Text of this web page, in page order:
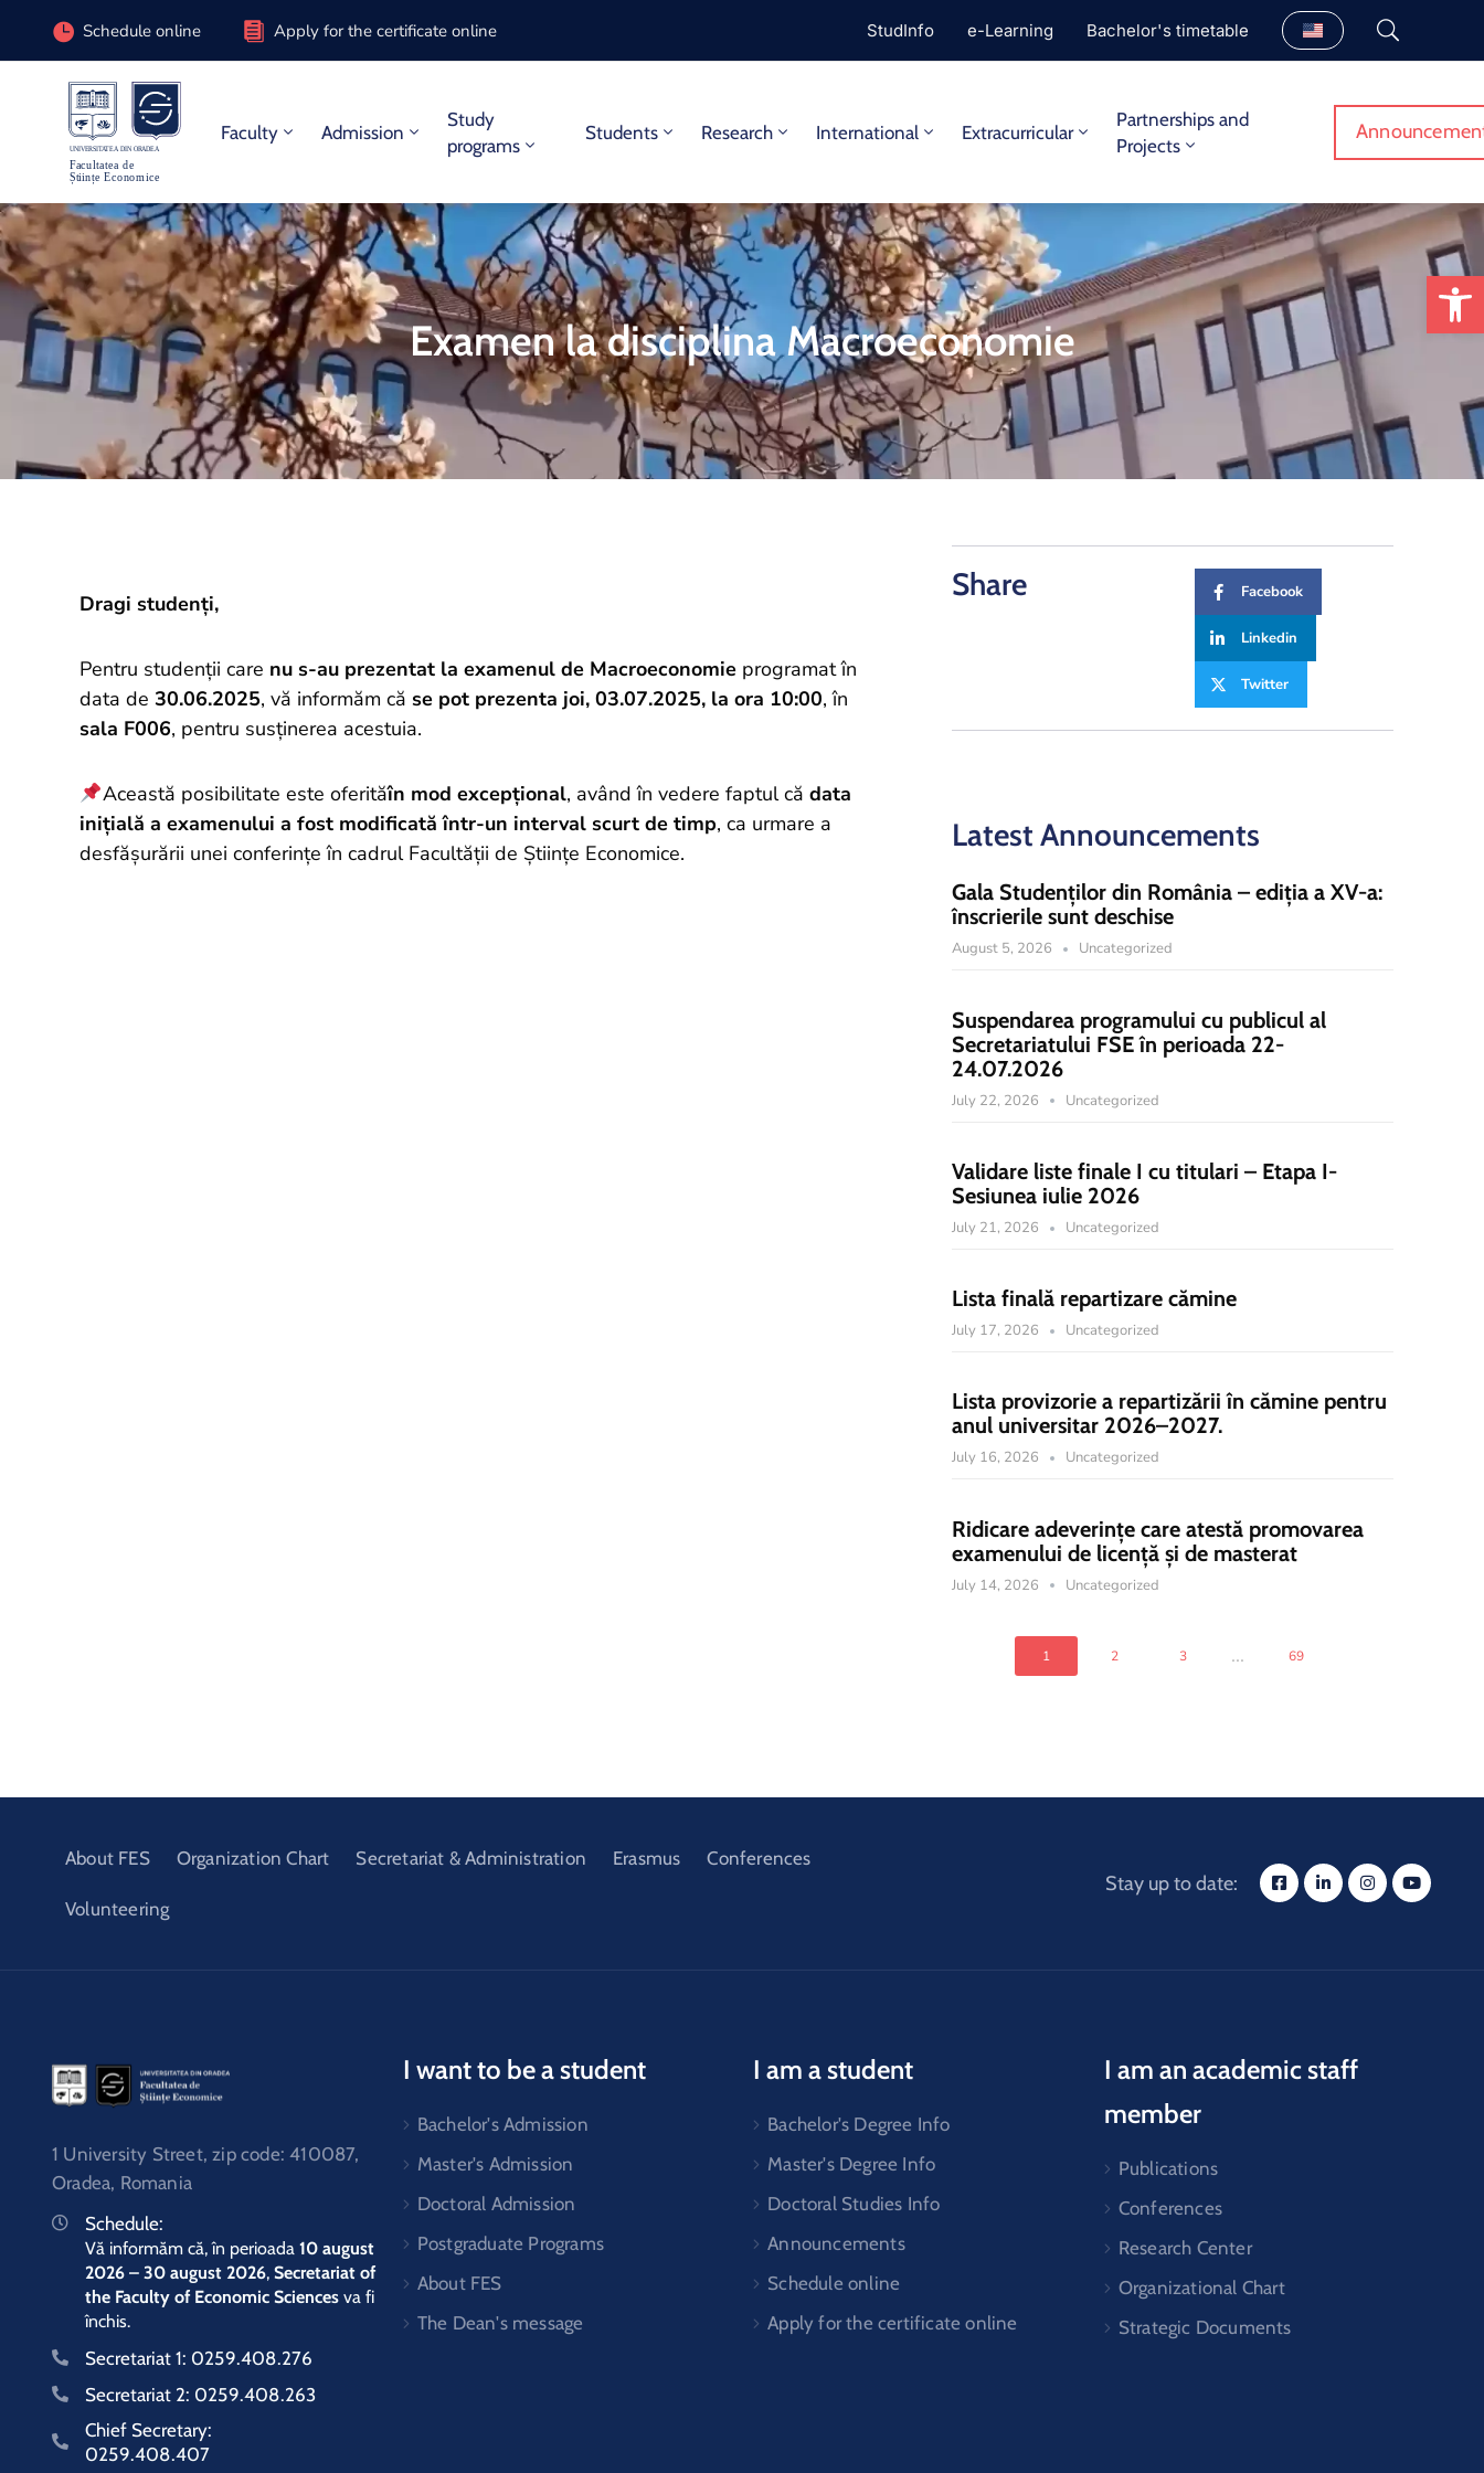
Schedule online Apply for the certificate online StudInfo e-Learning Bachelor's timetable
Faculty Admission
Study
programs
Students Research International Extracurricular
Partnerships and
Projects
Examen la disciplina Macroeconomie
Dragi studenți,
Pentru studenții care nu s-au prezentat la examenul de Macroeconomie programat în
data de 30.06.2025, vă informăm că se pot prezenta joi, 03.07.2025, la ora 10:00, în
sala F006, pentru susținerea acestuia.
Această posibilitate este oferităîn mod excepțional, având în vedere faptul că data
inițială a examenului a fost modificată într-un interval scurt de timp, ca urmare a
desfășurării unei conferințe în cadrul Facultății de Științe Economice.
Share Facebook
Linkedin
Twitter
Latest Announcements
Gala Studenților din România – ediția a XV-a:
înscrierile sunt deschise
August 5, 2026 Uncategorized
Suspendarea programului cu publicul al
Secretariatului FSE în perioada 22-
24.07.2026
July 22, 2026 Uncategorized
Validare liste finale I cu titulari – Etapa I-
Sesiunea iulie 2026
July 21, 2026 Uncategorized
Lista finală repartizare cămine
July 17, 2026 Uncategorized
Lista provizorie a repartizării în cămine pentru
anul universitar 2026–2027.
July 16, 2026 Uncategorized
Ridicare adeverințe care atestă promovarea
examenului de licență și de masterat
July 14, 2026 Uncategorized
1 2 3 ... 69
About FES Organization Chart Secretariat & Administration Erasmus Conferences
Volunteering
Stay up to date:
1 University Street, zip code: 410087,
Oradea, Romania
Schedule:
Vă informăm că, în perioada 10 august
2026 – 30 august 2026, Secretariat of
the Faculty of Economic Sciences va fi
închis.
Secretariat 1: 0259.408.276
Secretariat 2: 0259.408.263
Chief Secretary:
0259.408.407
I want to be a student
Bachelor's Admission
Master's Admission
Doctoral Admission
Postgraduate Programs
About FES
The Dean's message
I am a student
Bachelor's Degree Info
Master's Degree Info
Doctoral Studies Info
Announcements
Schedule online
Apply for the certificate online
I am an academic staff
member
Publications
Conferences
Research Center
Organizational Chart
Strategic Documents